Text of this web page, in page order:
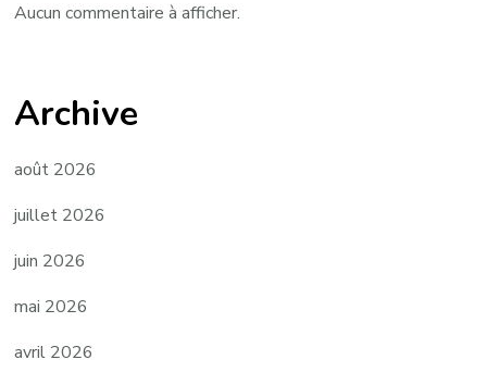
Aucun commentaire à afficher.
Archive
août 2026
juillet 2026
juin 2026
mai 2026
avril 2026